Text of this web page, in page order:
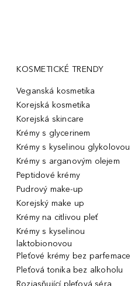
KOSMETICKÉ TRENDY
Veganská kosmetika
Korejská kosmetika
Korejská skincare
Krémy s glycerinem
Krémy s kyselinou glykolovou
Krémy s arganovým olejem
Peptidové krémy
Pudrový make-up
Korejský make up
Krémy na citlivou pleť
Krémy s kyselinou
laktobionovou
Pleťové krémy bez parfemace
Pleťová tonika bez alkoholu
Rozjasňující pleťová séra